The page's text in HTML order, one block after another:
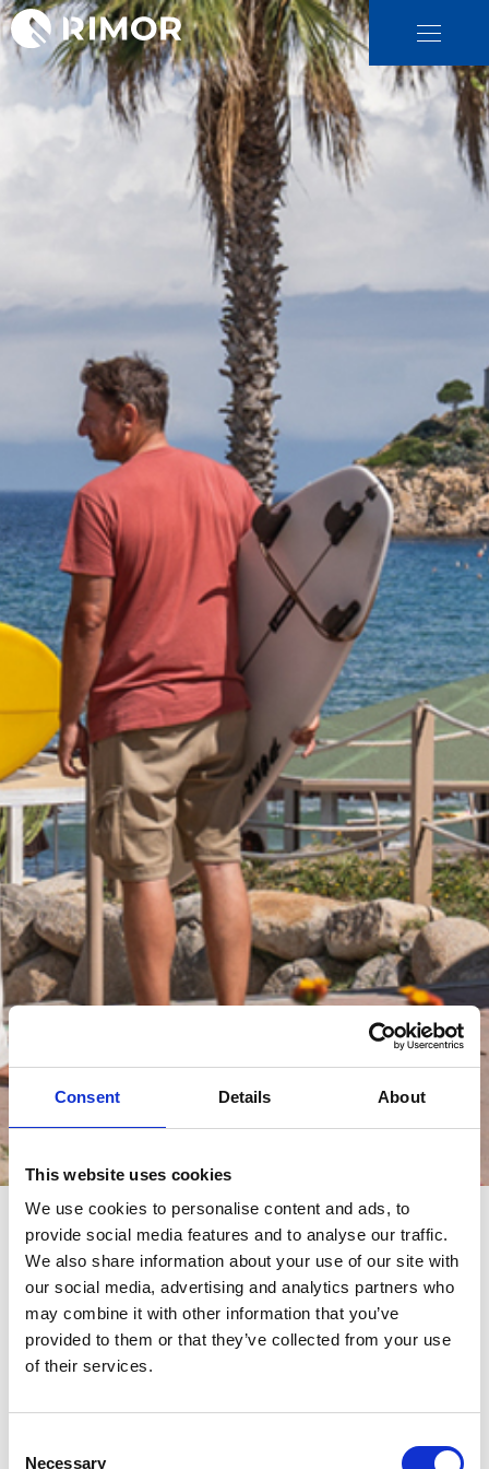
Consent Details About
This website uses cookies
We use cookies to personalise content and ads, to
provide social media features and to analyse our traffic.
We also share information about your use of our site with
our social media, advertising and analytics partners who
may combine it with other information that you’ve
provided to them or that they’ve collected from your use
of their services.
Necessary
èvénements